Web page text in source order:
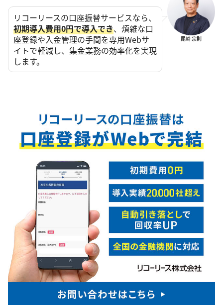
リコーリースの口座振替サービスなら、
初期導入費用0円で導入でき、煩雑な口
座登録や入金管理の手間を専用Webサ
イトで軽減し、集金業務の効率化を実現
します。
尾﨑 宗則